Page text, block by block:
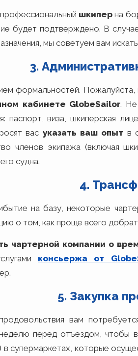
шкипер на
будет подтверждено. В
мы советуем вам
3.
формальностей. Пожалуйста,
кабинете GlobeSailor. Не
паспорт, виза, шкиперская
вас указать ваш опыт в
членов экипажа (включая
судна.
4.
на базу, некоторые
о том, как проще всего
чартерной компании о
консьержа от
5. Закупка
вам
перед отъездом, чтобы
в супермаркетах, которые